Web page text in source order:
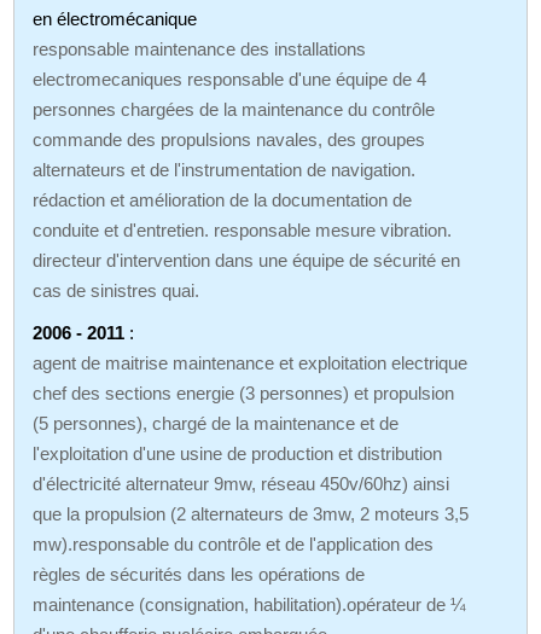
en électromécanique
responsable maintenance des installations
electromecaniques responsable d'une équipe de 4
personnes chargées de la maintenance du contrôle
commande des propulsions navales, des groupes
alternateurs et de l'instrumentation de navigation.
rédaction et amélioration de la documentation de
conduite et d'entretien. responsable mesure vibration.
directeur d'intervention dans une équipe de sécurité en
cas de sinistres quai.
2006 - 2011 :
agent de maitrise maintenance et exploitation electrique
chef des sections energie (3 personnes) et propulsion
(5 personnes), chargé de la maintenance et de
l'exploitation d'une usine de production et distribution
d'électricité alternateur 9mw, réseau 450v/60hz) ainsi
que la propulsion (2 alternateurs de 3mw, 2 moteurs 3,5
mw).responsable du contrôle et de l'application des
règles de sécurités dans les opérations de
maintenance (consignation, habilitation).opérateur de ¼